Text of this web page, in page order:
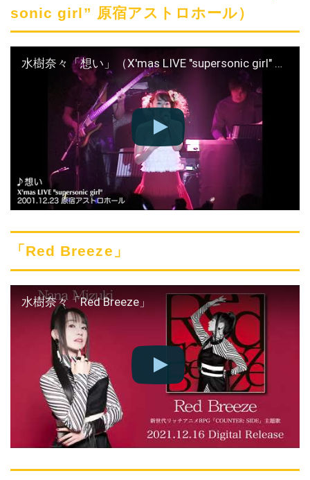
sonic girl” 原宿アストロホール）
水樹奈々「想い」（X'mas LIVE "supersonic girl" 原宿アストロホール）
「Red Breeze」
水樹奈々「Red Breeze」